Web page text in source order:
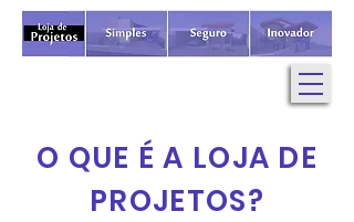
O QUE É A LOJA DE
PROJETOS?